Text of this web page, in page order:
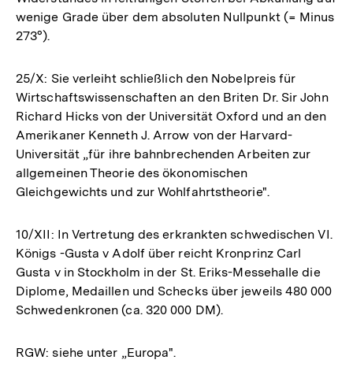
wenige Grade über dem absoluten Nullpunkt (= Minus
273°).
25/X: Sie verleiht schließlich den Nobelpreis für
Wirtschaftswissenschaften an den Briten Dr. Sir John
Richard Hicks von der Universität Oxford und an den
Amerikaner Kenneth J. Arrow von der Harvard-
Universität „für ihre bahnbrechenden Arbeiten zur
allgemeinen Theorie des ökonomischen
Gleichgewichts und zur Wohlfahrtstheorie".
10/XII: In Vertretung des erkrankten schwedischen VI.
Königs -Gusta v Adolf über reicht Kronprinz Carl
Gusta v in Stockholm in der St. Eriks-Messehalle die
Diplome, Medaillen und Schecks über jeweils 480 000
Schwedenkronen (ca. 320 000 DM).
RGW: siehe unter „Europa".